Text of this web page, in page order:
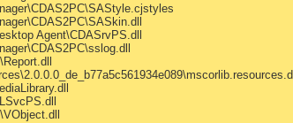
Agent\CDASrvPS.dll